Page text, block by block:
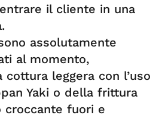
il cliente in una
assolutamente
al momento,
cottura leggera con l’uso
Yaki o della frittura
croccante fuori e